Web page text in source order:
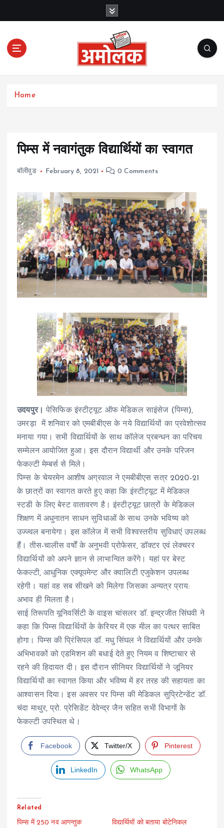
c
Amolak News
Home
पिम्स में नवागंतुक विद्यार्थियों का स्वागत
बॉलीवुड February 8, 2021 0 Comments
उदयपुर।
पेसिफिक इंस्टीट्यूट ऑफ मेडिकल साइंसेज (पिम्स),
उमरड़ा में शनिवार को एमबीबीएस के नये विद्यार्थियों का प्रवेशोत्सव
मनाया गया। सभी विद्यार्थियों के साथ कॉलेज प्रबन्धन का परिचय
सम्मेलन आयोजित हुआ। इस दौरान विद्यार्थी और उनके परिजन
फेकल्टी मेम्बर्स से मिले।
पिम्स के चेयरमेन आशीष अग्रवाल ने एमबीबीएस सत्र 2020-21
के छात्रों का स्वागत करते हुए कहा कि इंस्टीट्यूट में मेडिकल
स्टडी के लिए बेस्ट वातावरण है। इंस्टीट्यूट छात्रों के मेडिकल
शिक्षण में अधुनातन साधन सुविधाओं के साथ उनके भविष्य को
उज्ज्वल बनायेगा। इस कॉलेज में सभी विश्वस्तरीय सुविधाएं उपलब्ध
हैं। तीस-चालीस वर्षों के अनुभवी प्रोफेसर, डॉक्टर एवं लेक्चरर
विद्यार्थियों को अपने ज्ञान से लाभान्वित करेंगे। यहां पर बेस्ट
फेकल्टी, आधुनिक एक्यूपमेन्ट और क्वालिटी एजुकेशन उपलब्ध
रहेगी। यहां वह सब सीखने को मिलेगा जिसका अन्यत्र प्राय:
अभाव ही मिलता है।
साई तिरूपति यूनिवर्सिटी के वाइस चांसलर डॉ. इन्द्रजीत सिंघवी ने
कहा कि पिम्स विद्यार्थियों के केरियर में एक मील का पत्थर साबित
होगा। पिम्स की प्रिंसिपल डॉ. मधु सिंघल ने विद्यार्थियों और उनके
अभिभावकों को एडमिशन की बधाई देते हुए नियम व शिष्टाचार से
रहने की हिदायत दी। इस दौरान सीनियर विद्यार्थियों ने जूनियर
विद्यार्थियों का स्वागत किया और भविष्य में हर तरह की सहायता का
आश्वासन दिया। इस अवसर पर पिम्स की मेडिकल सुप्रिटेन्डेंट डॉ.
चंदा माथुर, प्रो. प्रेसिडेंट देवेन्द्र जैन सहित सभी विभागों केे
फेकल्टी उपस्थित थे।
Facebook Twitter/X Pinterest
LinkedIn WhatsApp
Related
पिम्स में 250 नव आगन्तुक
विद्यार्थियों को बताया बोटेनिकल